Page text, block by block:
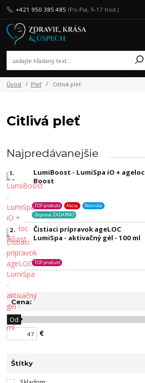
+421 950 385 485 (Po-Pia, 9-17 hod.)
Úvod Pleť Citlivá pleť
Citlivá pleť
Najpredávanejšie
1.
LumiBoost - LumiSpa iO + ageloc
Boost
TOP produkt Akcia
Novinka
Doprava ZADARMO
2.
Čistiaci prípravok ageLOC
LumiSpa - aktivačný gél - 100 ml
TOP produkt
Cena:
€
Od
Štítky